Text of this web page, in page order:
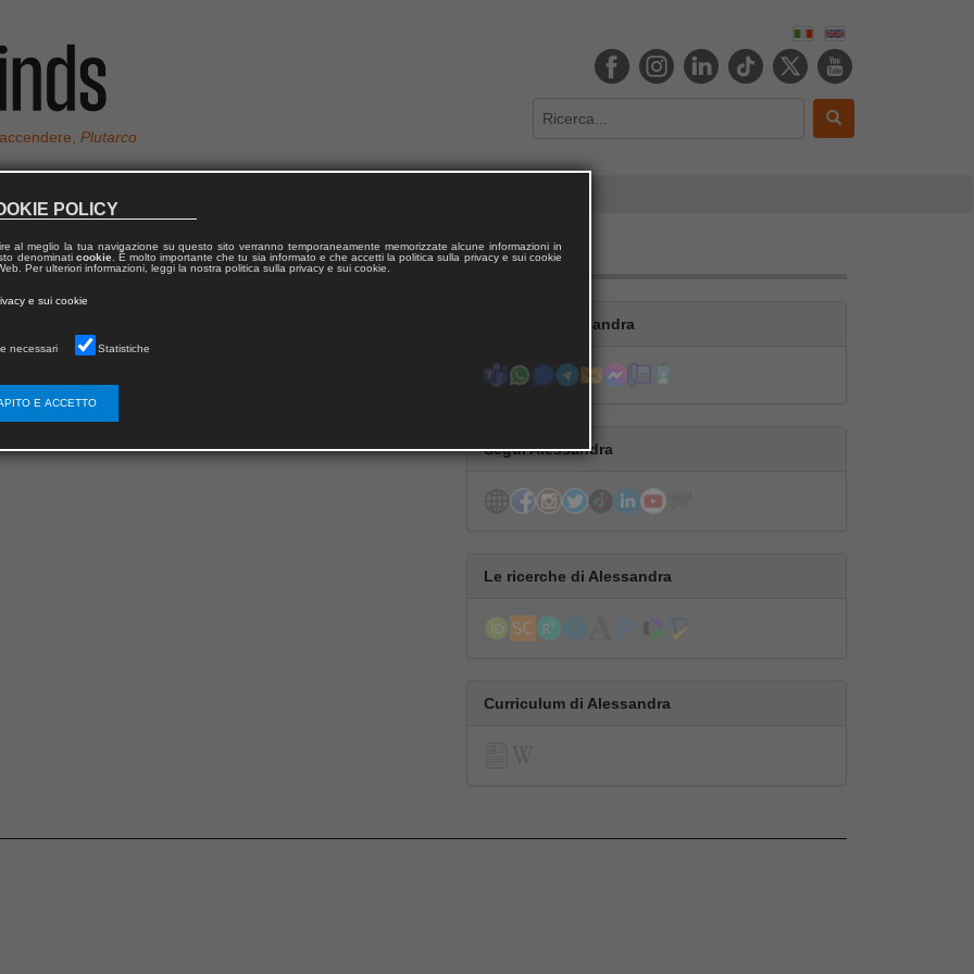
Plutarco
medievale presso l’Università del Salento. General Editor delle
tedeschi del XIII–XIV secolo. Tra le sue pubblicazioni: il
Medii Aevi
di Strasburgo.
Contatta Alessandra
Segui Alessandra
Le ricerche di Alessandra
Curriculum di Alessandra
POLICY
al meglio la tua navigazione su questo sito verranno temporaneamente memorizzate alcune informazioni in
denominati cookie. È molto importante che tu sia informato e che accetti la politica sulla privacy e sui cookie
Per ulteriori informazioni, leggi la nostra politica sulla privacy e sui cookie.
e sui cookie
necessari Statistiche
E ACCETTO